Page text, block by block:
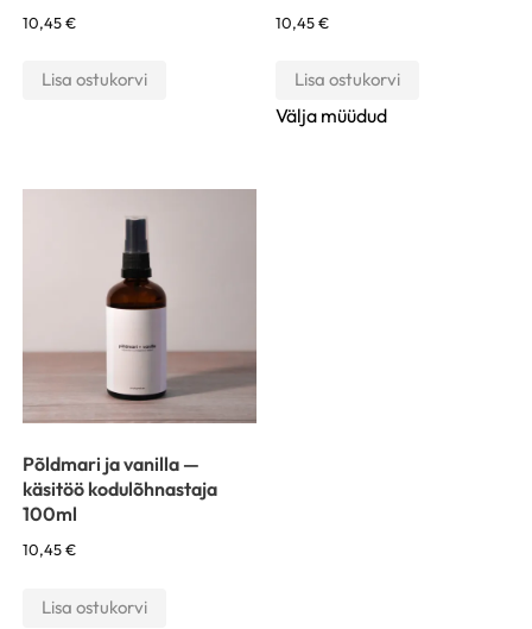
10,45€
Lisa ostukorvi
10,45€
Lisa ostukorvi
Välja müüdud
Põldmari ja vanilla —
käsitöö kodulõhnastaja
100ml
10,45€
Lisa ostukorvi